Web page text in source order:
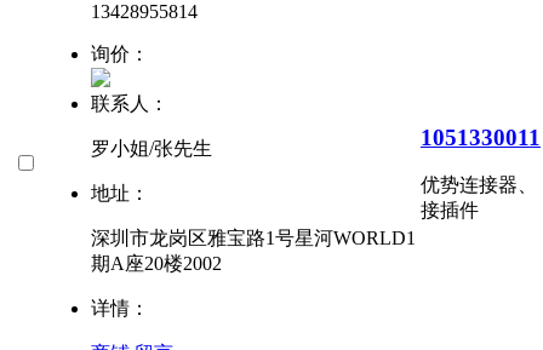
13428955814
询价：
联系人：
罗小姐/张先生
地址：
深圳市龙岗区雅宝路1号星河WORLD1
期A座20楼2002
详情：
1051330011
优势连接器、
接插件